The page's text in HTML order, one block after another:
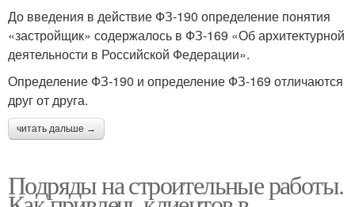
До введения в действие ФЗ-190 определение понятия
«застройщик» содержалось в ФЗ-169 «Об архитектурной
деятельности в Российской Федерации».
Определение ФЗ-190 и определение ФЗ-169 отличаются
друг от друга.
читать дальше →
Подряды на строительные работы.